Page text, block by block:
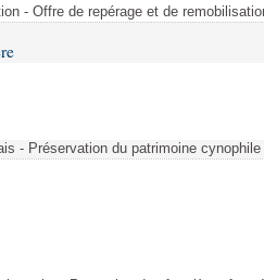
- Offre de repérage et de
- Préservation du patrimoine cynophile